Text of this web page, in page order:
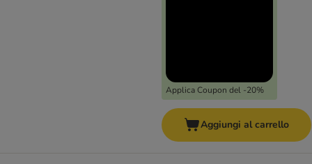
Applica Coupon del -20%
Aggiungi al carrello